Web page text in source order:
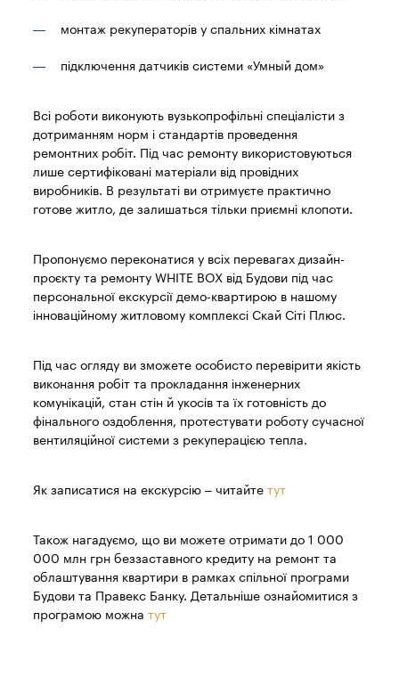
монтаж рекуператорів у спальних кімнатах
підключення датчиків системи «Умный дом»
Всі роботи виконують вузькопрофільні спеціалісти з
дотриманням норм і стандартів проведення
ремонтних робіт. Під час ремонту використовуються
лише сертифіковані матеріали від провідних
виробників. В результаті ви отримуєте практично
готове житло, де залишаться тільки приємні клопоти.
Пропонуємо переконатися у всіх перевагах дизайн-
проєкту та ремонту WHITE BOX від Будови під час
персональної екскурсії демо-квартирою в нашому
інноваційному житловому комплексі Скай Сіті Плюс.
Під час огляду ви зможете особисто перевірити якість
виконання робіт та прокладання інженерних
комунікацій, стан стін й укосів та їх готовність до
фінального оздоблення, протестувати роботу сучасної
вентиляційної системи з рекуперацією тепла.
Як записатися на екскурсію – читайтетут
Також нагадуємо, що ви можете отримати до 1 000
000 млн грн беззаставного кредиту на ремонт та
облаштування квартири в рамках спільної програми
Будови та Правекс Банку. Детальніше ознайомитися з
програмою можнатут